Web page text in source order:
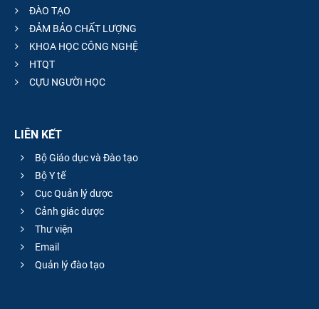
ĐÀO TẠO
ĐẢM BẢO CHẤT LƯỢNG
KHOA HỌC CÔNG NGHỆ
HTQT
CỰU NGƯỜI HỌC
LIÊN KẾT
Bộ Giáo dục và Đào tạo
Bộ Y tế
Cục Quản lý dược
Cảnh giác dược
Thư viện
Email
Quản lý đào tạo